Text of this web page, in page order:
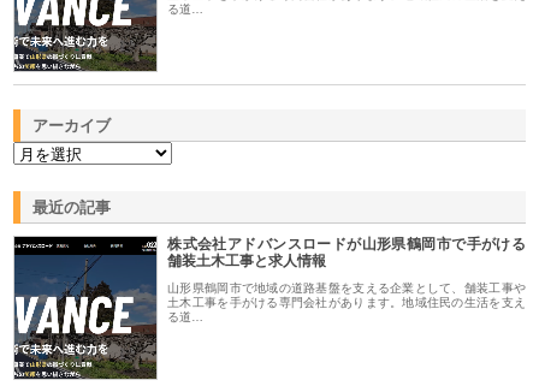
る道…
アーカイブ
最近の記事
株式会社アドバンスロードが山形県鶴岡市で手がける
舗装土木工事と求人情報
山形県鶴岡市で地域の道路基盤を支える企業として、舗装工事や
土木工事を手がける専門会社があります。地域住民の生活を支え
る道…